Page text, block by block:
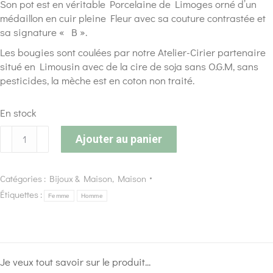
Son pot est en véritable Porcelaine de Limoges orné d’un
médaillon en cuir pleine Fleur avec sa couture contrastée et
sa signature « B ».
Les bougies sont coulées par notre Atelier-Cirier partenaire
situé en Limousin avec de la cire de soja sans O.G.M, sans
pesticides, la mèche est en coton non traité.
En stock
Ajouter au panier
Catégories : Bijoux & Maison, Maison
Étiquettes :
Femme Homme
Je veux tout savoir sur le produit...